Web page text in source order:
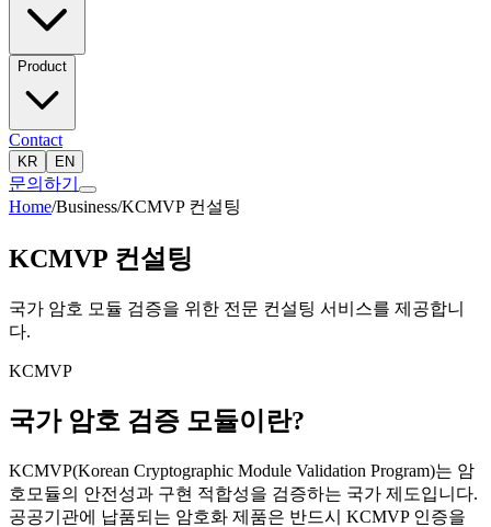
Product
Contact
KR EN
문의하기
Home/Business/KCMVP 컨설팅
KCMVP 컨설팅
국가 암호 모듈 검증을 위한 전문 컨설팅 서비스를 제공합니
다.
KCMVP
국가 암호 검증 모듈이란?
KCMVP(Korean Cryptographic Module Validation Program)는 암
호모듈의 안전성과 구현 적합성을 검증하는 국가 제도입니다.
공공기관에 납품되는 암호화 제품은 반드시 KCMVP 인증을